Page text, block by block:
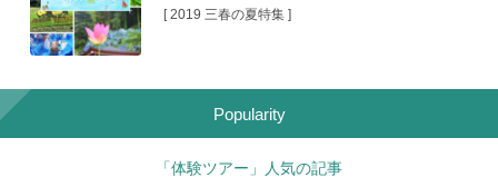
[ 2019 三春の夏特集 ]
Popularity
「体験ツアー」人気の記事